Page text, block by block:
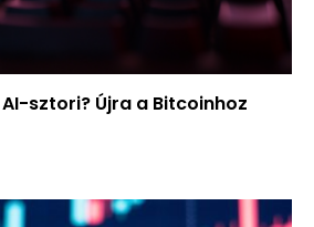
sztori? Újra a Bitcoinhoz